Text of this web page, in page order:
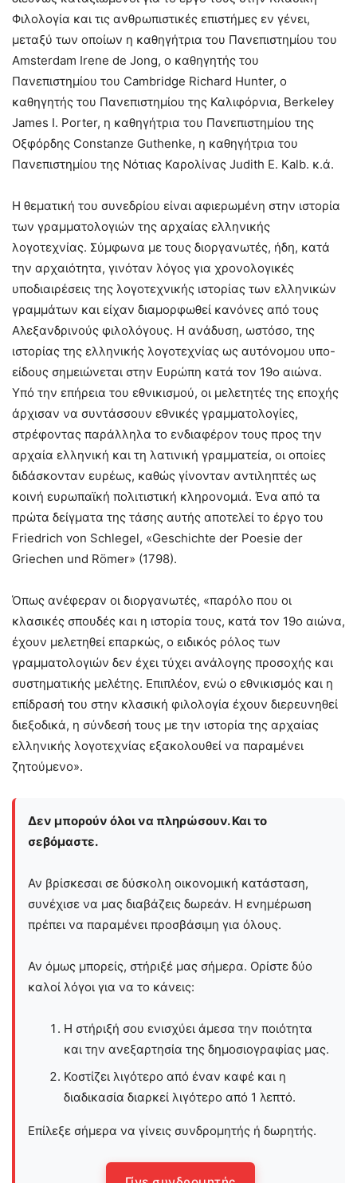
Φιλολογία και τις ανθρωπιστικές επιστήμες εν γένει,
μεταξύ των οποίων η καθηγήτρια του Πανεπιστημίου του
Amsterdam Irene de Jong, ο καθηγητής του
Πανεπιστημίου του Cambridge Richard Hunter, o
καθηγητής του Πανεπιστημίου της Καλιφόρνια, Berkeley
James I. Porter, η καθηγήτρια του Πανεπιστημίου της
Οξφόρδης Constanze Guthenke, η καθηγήτρια του
Πανεπιστημίου της Νότιας Καρολίνας Judith E. Kalb. κ.ά.
Η θεματική του συνεδρίου είναι αφιερωμένη στην ιστορία
των γραμματολογιών της αρχαίας ελληνικής
λογοτεχνίας. Σύμφωνα με τους διοργανωτές, ήδη, κατά
την αρχαιότητα, γινόταν λόγος για χρονολογικές
υποδιαιρέσεις της λογοτεχνικής ιστορίας των ελληνικών
γραμμάτων και είχαν διαμορφωθεί κανόνες από τους
Αλεξανδρινούς φιλολόγους. Η ανάδυση, ωστόσο, της
ιστορίας της ελληνικής λογοτεχνίας ως αυτόνομου υπο-
είδους σημειώνεται στην Ευρώπη κατά τον 19ο αιώνα.
Υπό την επήρεια του εθνικισμού, οι μελετητές της εποχής
άρχισαν να συντάσσουν εθνικές γραμματολογίες,
στρέφοντας παράλληλα το ενδιαφέρον τους προς την
αρχαία ελληνική και τη λατινική γραμματεία, οι οποίες
διδάσκονταν ευρέως, καθώς γίνονταν αντιληπτές ως
κοινή ευρωπαϊκή πολιτιστική κληρονομιά. Ένα από τα
πρώτα δείγματα της τάσης αυτής αποτελεί το έργο του
Friedrich von Schlegel, «Geschichte der Poesie der
Griechen und Römer» (1798).
Όπως ανέφεραν οι διοργανωτές, «παρόλο που οι
κλασικές σπουδές και η ιστορία τους, κατά τον 19ο αιώνα,
έχουν μελετηθεί επαρκώς, ο ειδικός ρόλος των
γραμματολογιών δεν έχει τύχει ανάλογης προσοχής και
συστηματικής μελέτης. Επιπλέον, ενώ ο εθνικισμός και η
επίδρασή του στην κλασική φιλολογία έχουν διερευνηθεί
διεξοδικά, η σύνδεσή τους με την ιστορία της αρχαίας
ελληνικής λογοτεχνίας εξακολουθεί να παραμένει
ζητούμενο».
Δεν μπορούν όλοι να πληρώσουν. Και το
σεβόμαστε.
Αν βρίσκεσαι σε δύσκολη οικονομική κατάσταση,
συνέχισε να μας διαβάζεις δωρεάν. Η ενημέρωση
πρέπει να παραμένει προσβάσιμη για όλους.
Αν όμως μπορείς, στήριξέ μας σήμερα. Ορίστε δύο
καλοί λόγοι για να το κάνεις:
Η στήριξή σου ενισχύει άμεσα την ποιότητα
και την ανεξαρτησία της δημοσιογραφίας μας.
Κοστίζει λιγότερο από έναν καφέ και η
διαδικασία διαρκεί λιγότερο από 1 λεπτό.
Επίλεξε σήμερα να γίνεις συνδρομητής ή δωρητής.